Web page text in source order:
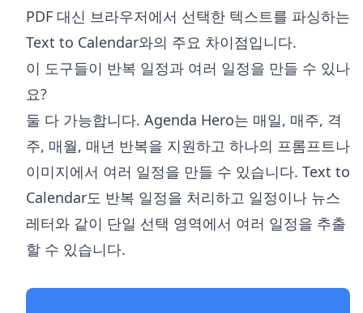
PDF 대신 브라우저에서 선택한 텍스트를 파싱하는
Text to Calendar와의 주요 차이점입니다.
이 도구들이 반복 일정과 여러 일정을 만들 수 있나
요?
둘 다 가능합니다. Agenda Hero는 매일, 매주, 격
주, 매월, 매년 반복을 지원하고 하나의 프롬프트나
이미지에서 여러 일정을 만들 수 있습니다. Text to
Calendar도 반복 일정을 처리하고 일정이나 뉴스
레터와 같이 단일 선택 영역에서 여러 일정을 추출
할 수 있습니다.